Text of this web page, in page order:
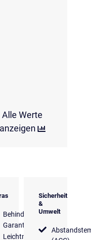
Alle Werte
anzeigen
Behindertengerecht
Garantie
Leichtmetallfelgen
Sicherheit
&
Umwelt